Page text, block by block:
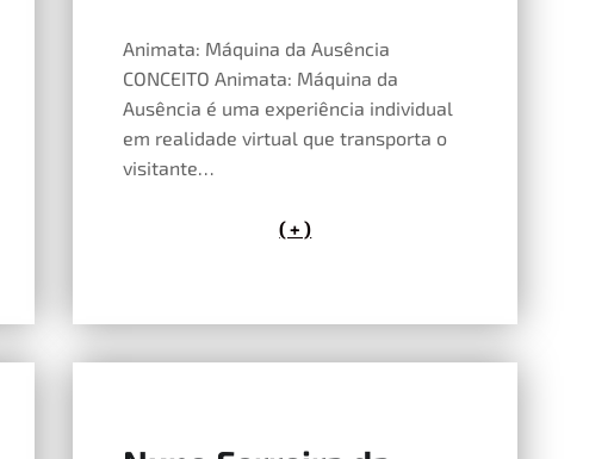
Animata: Máquina da Ausência
CONCEITO Animata: Máquina da
Ausência é uma experiência individual
em realidade virtual que transporta o
visitante…
( + )